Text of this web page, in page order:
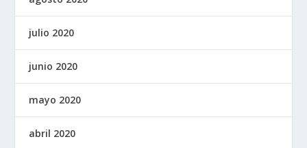
julio 2020
junio 2020
mayo 2020
abril 2020